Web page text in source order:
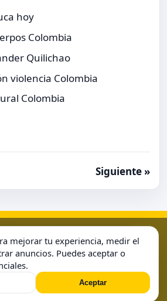
hoy
Colombia
Quilichao
violencia Colombia
Colombia
Siguiente »
Política de PrivacidadSample Page
Sample Page
los derechos reservados.
mejorar tu experiencia, medir el
anuncios. Puedes aceptar o
Aceptar